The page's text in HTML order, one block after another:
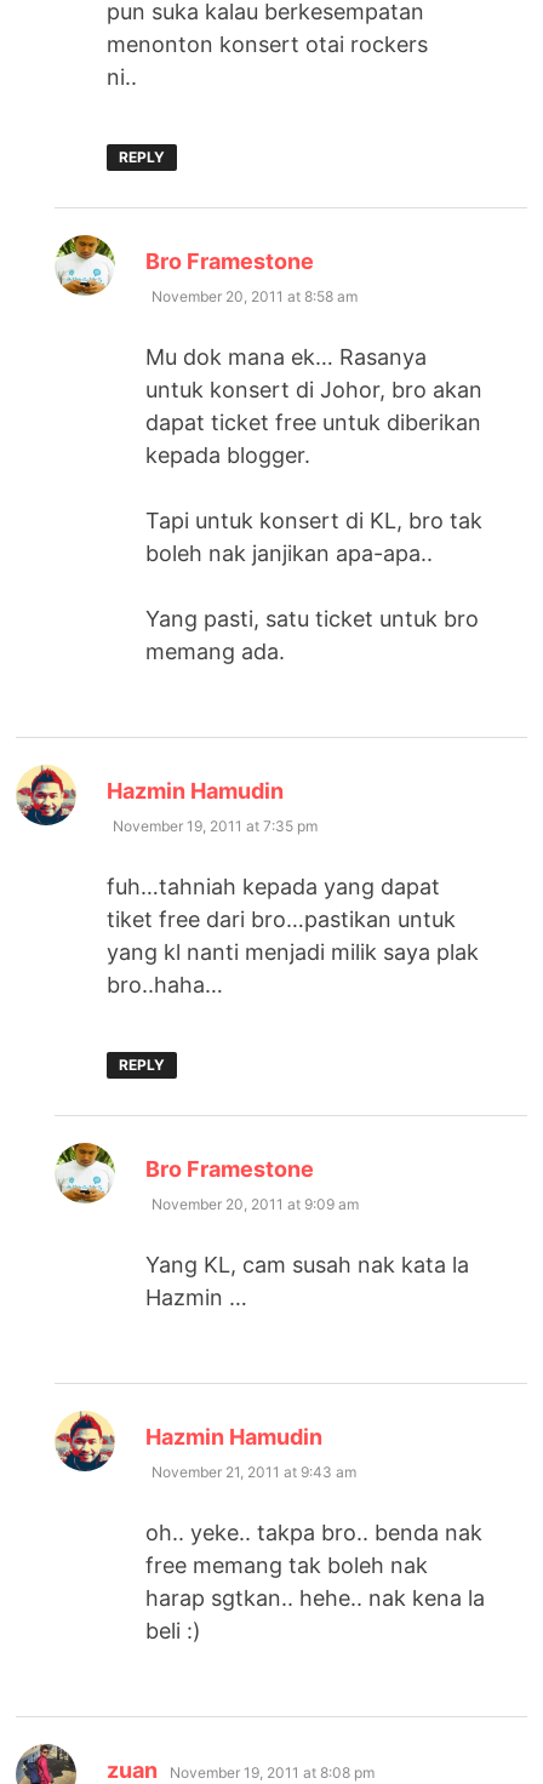
pun suka kalau berkesempatan
menonton konsert otai rockers
ni..
REPLY
Bro Framestone
November 20, 2011 at 8:58 am
Mu dok mana ek… Rasanya
untuk konsert di Johor, bro akan
dapat ticket free untuk diberikan
kepada blogger.
Tapi untuk konsert di KL, bro tak
boleh nak janjikan apa-apa..
Yang pasti, satu ticket untuk bro
memang ada.
Hazmin Hamudin
November 19, 2011 at 7:35 pm
fuh…tahniah kepada yang dapat
tiket free dari bro…pastikan untuk
yang kl nanti menjadi milik saya plak
bro..haha…
REPLY
Bro Framestone
November 20, 2011 at 9:09 am
Yang KL, cam susah nak kata la
Hazmin …
Hazmin Hamudin
November 21, 2011 at 9:43 am
oh.. yeke.. takpa bro.. benda nak
free memang tak boleh nak
harap sgtkan.. hehe.. nak kena la
beli :)
zuan says:
November 19, 2011 at 8:08 pm